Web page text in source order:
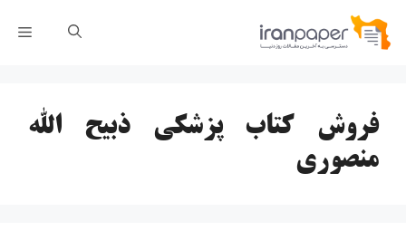
پرش
فروش کتاب پزشکی ذبیح الله
منصوری